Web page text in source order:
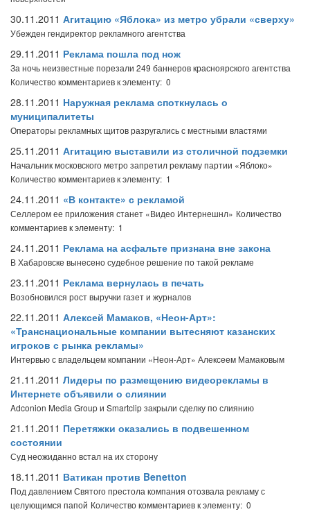
30.11.2011 Агитацию «Яблока» из метро убрали «сверху»
Убежден гендиректор рекламного агентства
29.11.2011 Реклама пошла под нож
За ночь неизвестные порезали 249 баннеров красноярского агентства
Количество комментариев к элементу: 0
28.11.2011 Наружная реклама споткнулась о
муниципалитеты
Операторы рекламных щитов разругались с местными властями
25.11.2011 Агитацию выставили из столичной подземки
Начальник московского метро запретил рекламу партии «Яблоко»
Количество комментариев к элементу: 1
24.11.2011 «В контакте» с рекламой
Селлером ее приложения станет «Видео Интернешнл» Количество
комментариев к элементу: 1
24.11.2011 Реклама на асфальте признана вне закона
В Хабаровске вынесено судебное решение по такой рекламе
23.11.2011 Реклама вернулась в печать
Возобновился рост выручки газет и журналов
22.11.2011 Алексей Мамаков, «Неон-Арт»:
«Транснациональные компании вытесняют казанских
игроков с рынка рекламы»
Интервью с владельцем компании «Неон-Арт» Алексеем Мамаковым
21.11.2011 Лидеры по размещению видеорекламы в
Интернете объявили о слиянии
Adconion Media Group и Smartclip закрыли сделку по слиянию
21.11.2011 Перетяжки оказались в подвешенном
состоянии
Суд неожиданно встал на их сторону
18.11.2011 Ватикан против Benetton
Под давлением Святого престола компания отозвала рекламу с
целующимся папой Количество комментариев к элементу: 0